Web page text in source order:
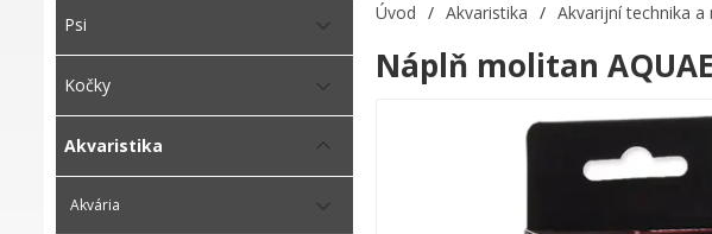
Psi
Kočky
Akvaristika
Akvária
Úvod / Akvaristika / Akvarijní technika a
Náplň molitan